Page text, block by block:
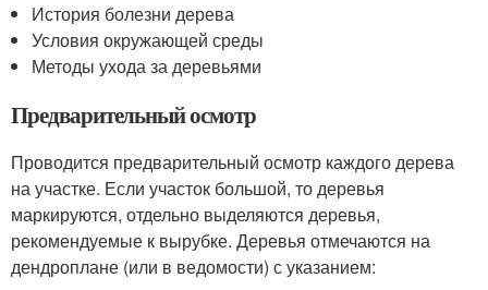
История болезни дерева
Условия окружающей среды
Методы ухода за деревьями
Предварительный осмотр
Проводится предварительный осмотр каждого дерева
на участке. Если участок большой, то деревья
маркируются, отдельно выделяются деревья,
рекомендуемые к вырубке. Деревья отмечаются на
дендроплане (или в ведомости) с указанием: